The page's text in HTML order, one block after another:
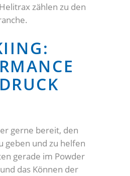
zählen zu den
gerne bereit, den
geben und zu helfen
gerade im Powder
das Können der